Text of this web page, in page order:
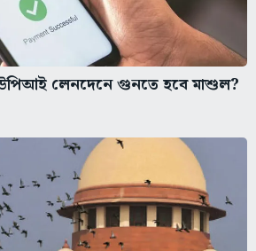
লেনদেনে গুনতে হবে মাশুল?